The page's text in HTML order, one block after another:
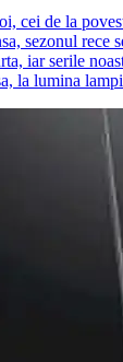
cei de la
sezonul rece
iar serile
la lumina